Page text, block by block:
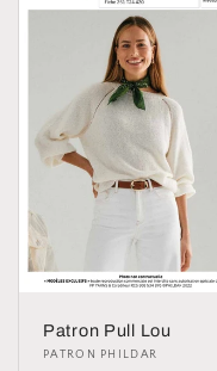
Patron Pull Lou
Distributeur :
PATRON PHILDAR